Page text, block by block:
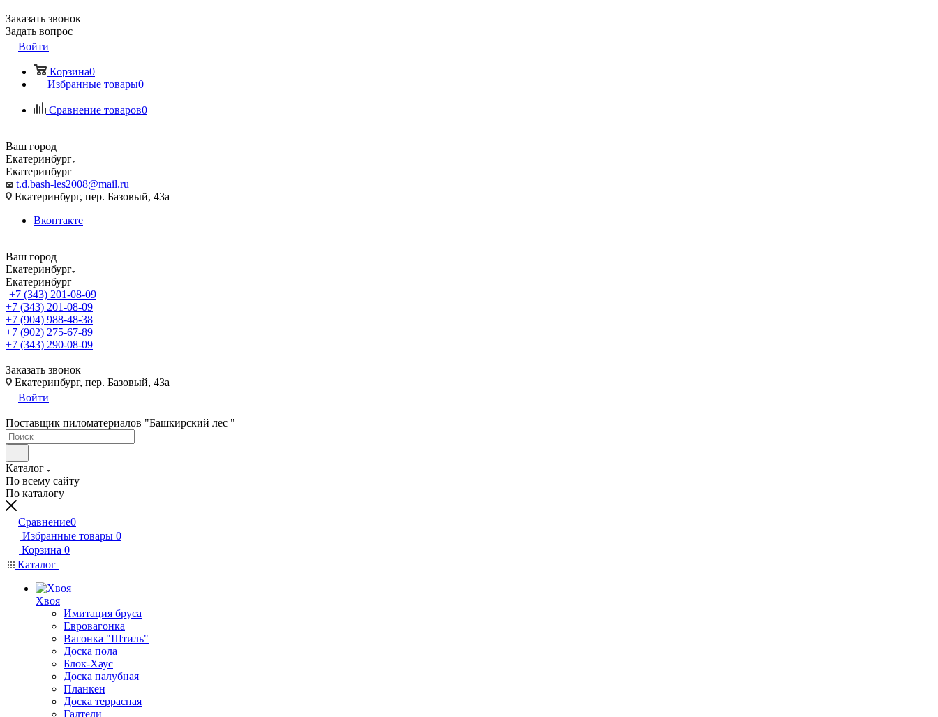
Заказать звонок
Задать вопрос
Войти
Корзина0
Избранные товары0
Сравнение товаров0
Ваш город
Екатеринбург
Екатеринбург
t.d.bash-les2008@mail.ru
Екатеринбург, пер. Базовый, 43а
Вконтакте
Ваш город
Екатеринбург
Екатеринбург
+7 (343) 201-08-09
+7 (343) 201-08-09
+7 (904) 988-48-38
+7 (902) 275-67-89
+7 (343) 290-08-09
Заказать звонок
Екатеринбург, пер. Базовый, 43а
Войти
Поставщик пиломатериалов "Башкирский лес "
Каталог
По всему сайту
По каталогу
Сравнение0
Избранные товары 0
Корзина 0
Каталог
Хвоя
Имитация бруса
Евровагонка
Вагонка "Штиль"
Доска пола
Блок-Хаус
Доска палубная
Планкен
Доска террасная
Галтели